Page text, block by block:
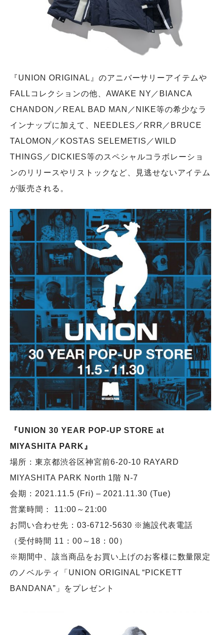
『UNION ORIGINAL』のアニバーサリーアイテムや
FALLコレクションの他、AWAKE NY／BIANCA
CHANDON／REAL BAD MAN／NIKE等の希少なラ
インナップに加えて、NEEDLES／RRR／BRUCE
TALOMON／KOSTAS SELEMETIS／WILD
THINGS／DICKIES等のスペシャルコラボレーショ
ンのリリースやリストックなど、見逃せないアイテム
が販売される。
『UNION 30 YEAR POP-UP STORE at
MIYASHITA PARK』
場所：東京都渋谷区神宮前6-20-10 RAYARD
MIYASHITA PARK North 1階 N-7
会期：2021.11.5 (Fri) – 2021.11.30 (Tue)
営業時間： 11:00～21:00
お問い合わせ先：03-6712-5630 ※施設代表電話
（受付時間 11：00～18：00）
※期間中、該当商品をお買い上げのお客様に数量限定
のノベルティ「UNION ORIGINAL “PICKETT
BANDANA”」をプレゼント